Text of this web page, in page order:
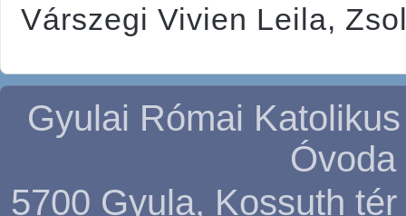
Várszegi Vivien Leila,
Gyulai Római
5700 Gyula, Kossuth